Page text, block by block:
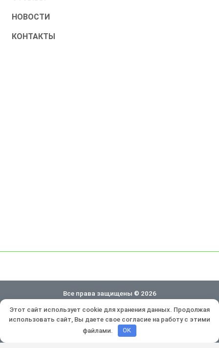
НОВОСТИ
КОНТАКТЫ
Все права защищены © 2026
Политика конфиденциальности
Разработка и продвижение:
Этот сайт использует cookie для хранения данных. Продолжая
использовать сайт, Вы даете свое согласие на работу с этими
файлами.
OK